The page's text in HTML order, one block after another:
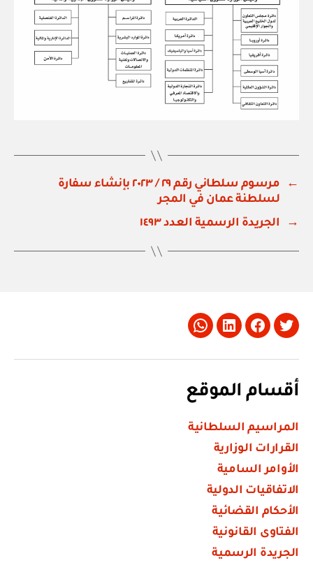
←
مرسوم سلطاني رقم ٢٩ / ٢٠٢٣ بإنشاء سفارة
لسلطنة عمان في المجر
→
الجريدة الرسمية العدد ١٤٩٣
Twitter
Facebook
LinkedIn
Whatsapp
أقسام الموقع
المراسيم السلطانية
القرارات الوزارية
الأوامر السامية
الاتفاقيات الدولية
الأحكام القضائية
الفتاوى القانونية
الجريدة الرسمية